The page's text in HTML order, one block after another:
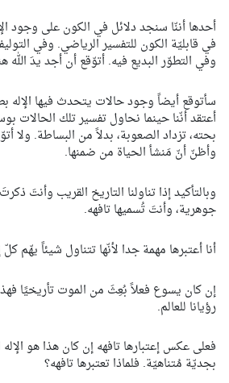
أحدها أننّا سنجد دلائل في الكون على وجود
في قابليّة الكون للتفسير الرياضي. وفي
وفي التطوّر البديع فيه. أتوّقع أن أجد يدَ الله
سأتوقع أيضاً وجود حالات يتحدث فيها الإله
أعتقد أنّنا حينما نحاول تفسير تلك الحالات
بحته، تزداد الصعوبة، بدلاً من البساطة. ولا
وأظنّ أنّ مَنشأ الحياة من ضمنها.
وبالتأكيد إذا تناولنا التاريخ القريب وأنتَ
جوهرية، وأنتَ تُسميها تافهه.
أنا أعتبرها مهمة جدا لأنّها تتناول شيئاً يهّم
إن كان يسوع فعلاً بُعِثَ من الموت تأريخيًا
رؤيانا للعالم.
فعلى عكس إعتبارها تافهه إن كان هذا هو
بجديّة مُتناهيّة. فلماذا تعتبرها تافهه؟